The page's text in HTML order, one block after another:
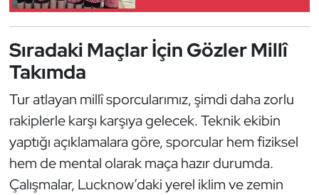
Sıradaki Maçlar İçin Gözler Millî
Takımda
Tur atlayan millî sporcularımız, şimdi daha zorlu
rakiplerle karşı karşıya gelecek. Teknik ekibin
yaptığı açıklamalara göre, sporcular hem fiziksel
hem de mental olarak maça hazır durumda.
Çalışmalar, Lucknow’daki yerel iklim ve zemin
Optimist
Oryantiring
Özel Sporcular
Paralimpik
Ragbi